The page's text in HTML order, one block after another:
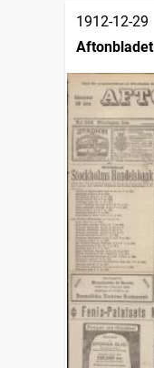
1912-12-29
Aftonbladet